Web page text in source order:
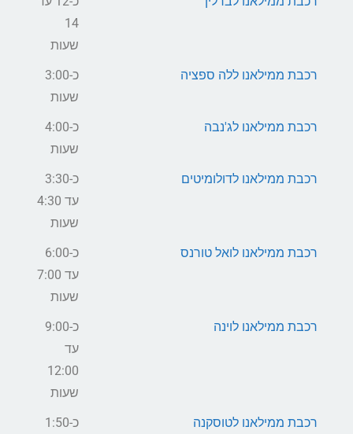
14
שעות
רכבת ממילאנו ללה ספציה
כ-3:00
שעות
רכבת ממילאנו לג'נבה
כ-4:00
שעות
רכבת ממילאנו לדולומיטים
כ-3:30
עד 4:30
שעות
רכבת ממילאנו לואל טורנס
כ-6:00
עד 7:00
שעות
רכבת ממילאנו לוינה
כ-9:00
עד
12:00
שעות
רכבת ממילאנו לטוסקנה
כ-1:50